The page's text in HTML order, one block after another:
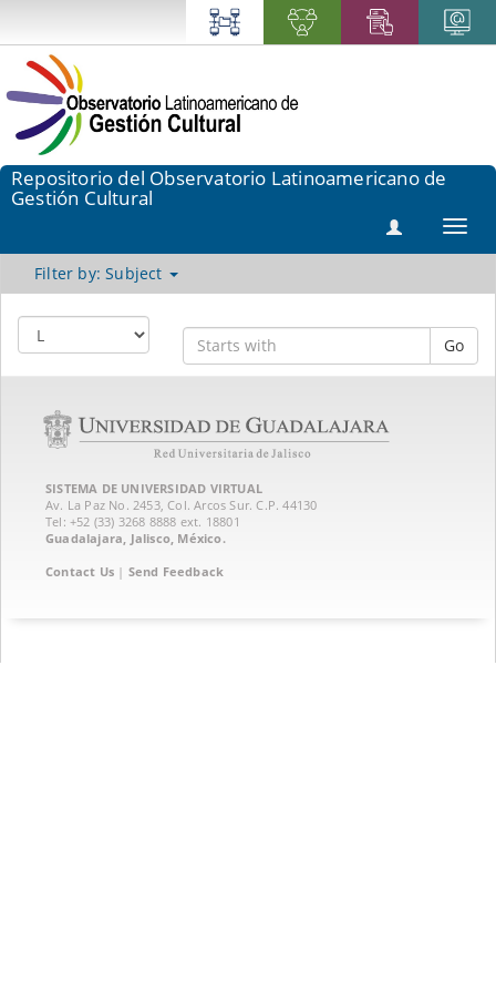
Repositorio del Observatorio Latinoamericano de
Gestión Cultural
Filter by: Subject
Go
SISTEMA DE UNIVERSIDAD VIRTUAL
Av. La Paz No. 2453, Col. Arcos Sur. C.P. 44130
Tel: +52 (33) 3268 8888‏ ext. 18801
Guadalajara, Jalisco, México.
Contact Us | Send Feedback